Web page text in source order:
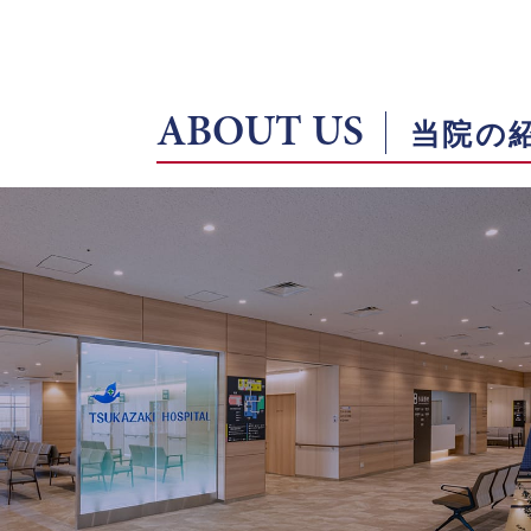
ABOUT US 当院の